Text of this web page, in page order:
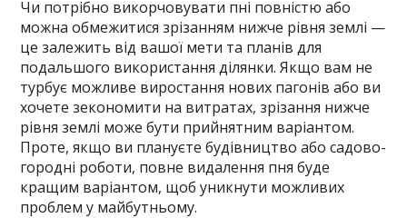
Чи потрібно викорчовувати пні повністю або
можна обмежитися зрізанням нижче рівня землі —
це залежить від вашої мети та планів для
подальшого використання ділянки. Якщо вам не
турбує можливе виростання нових пагонів або ви
хочете зекономити на витратах, зрізання нижче
рівня землі може бути прийнятним варіантом.
Проте, якщо ви плануєте будівництво або садово-
городні роботи, повне видалення пня буде
кращим варіантом, щоб уникнути можливих
проблем у майбутньому.